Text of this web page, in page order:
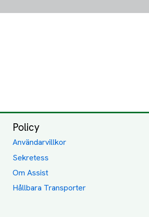
Policy
Användarvillkor
Sekretess
Om Assist
Hållbara Transporter